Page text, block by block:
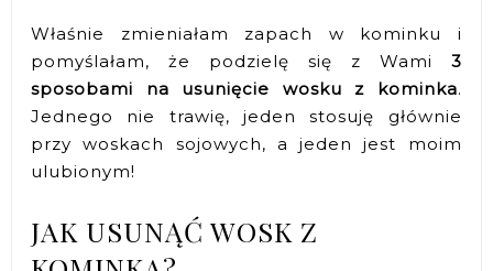
Właśnie zmieniałam zapach w kominku i
pomyślałam, że podzielę się z Wami 3
sposobami na usunięcie wosku z kominka.
Jednego nie trawię, jeden stosuję głównie
przy woskach sojowych, a jeden jest moim
ulubionym!
JAK USUNĄĆ WOSK Z